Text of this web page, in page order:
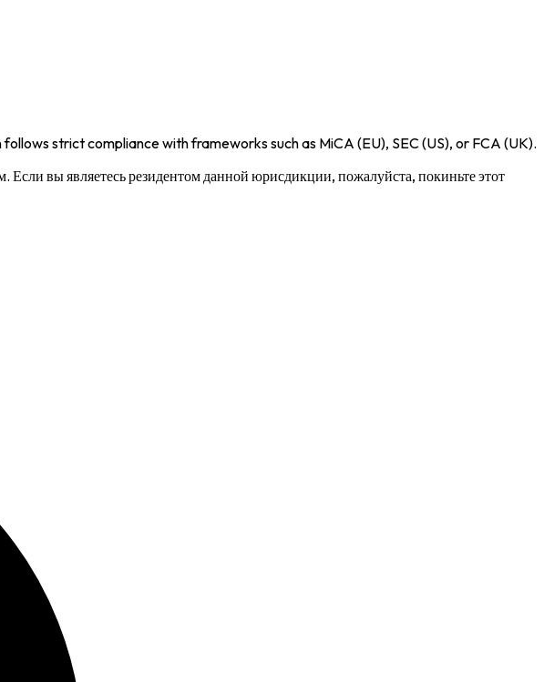
strict compliance with frameworks such as MiCA (EU), SEC (US), or FCA (UK).
Если вы являетесь резидентом данной юрисдикции, пожалуйста, покиньте этот